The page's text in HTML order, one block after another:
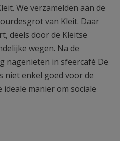
We verzamelden aan de
van Kleit. Daar
deels door de Kleitse
wegen. Na de
nagenieten in sfeercafé De
niet enkel goed voor de
ideale manier om sociale